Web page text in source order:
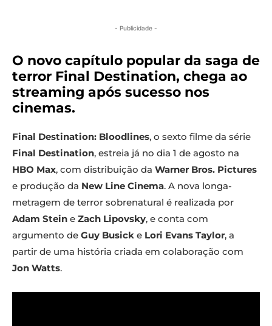
- Publicidade -
O novo capítulo popular da saga de
terror Final Destination, chega ao
streaming após sucesso nos
cinemas.
Final Destination: Bloodlines, o sexto filme da série
Final Destination, estreia já no dia 1 de agosto na
HBO Max, com distribuição da Warner Bros. Pictures
e produção da New Line Cinema. A nova longa-
metragem de terror sobrenatural é realizada por
Adam Stein e Zach Lipovsky, e conta com
argumento de Guy Busick e Lori Evans Taylor, a
partir de uma história criada em colaboração com
Jon Watts.